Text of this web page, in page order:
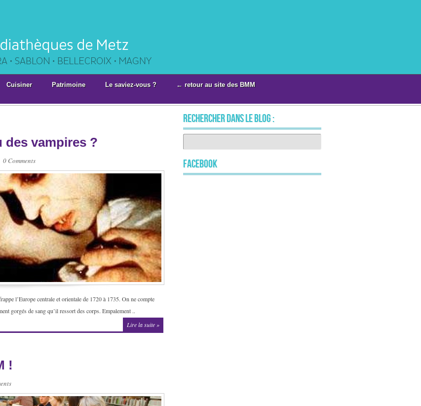
Cuisiner Patrimoine Le saviez-vous ? ← retour au site des BMM
des vampires ?
0 Comments
l’Europe centrale et orientale de 1720 à 1735. On ne compte
gorgés de sang qu’il ressort des corps. Empalement ..
Lire la suite »
!
rechercher dans le blog :
Facebook